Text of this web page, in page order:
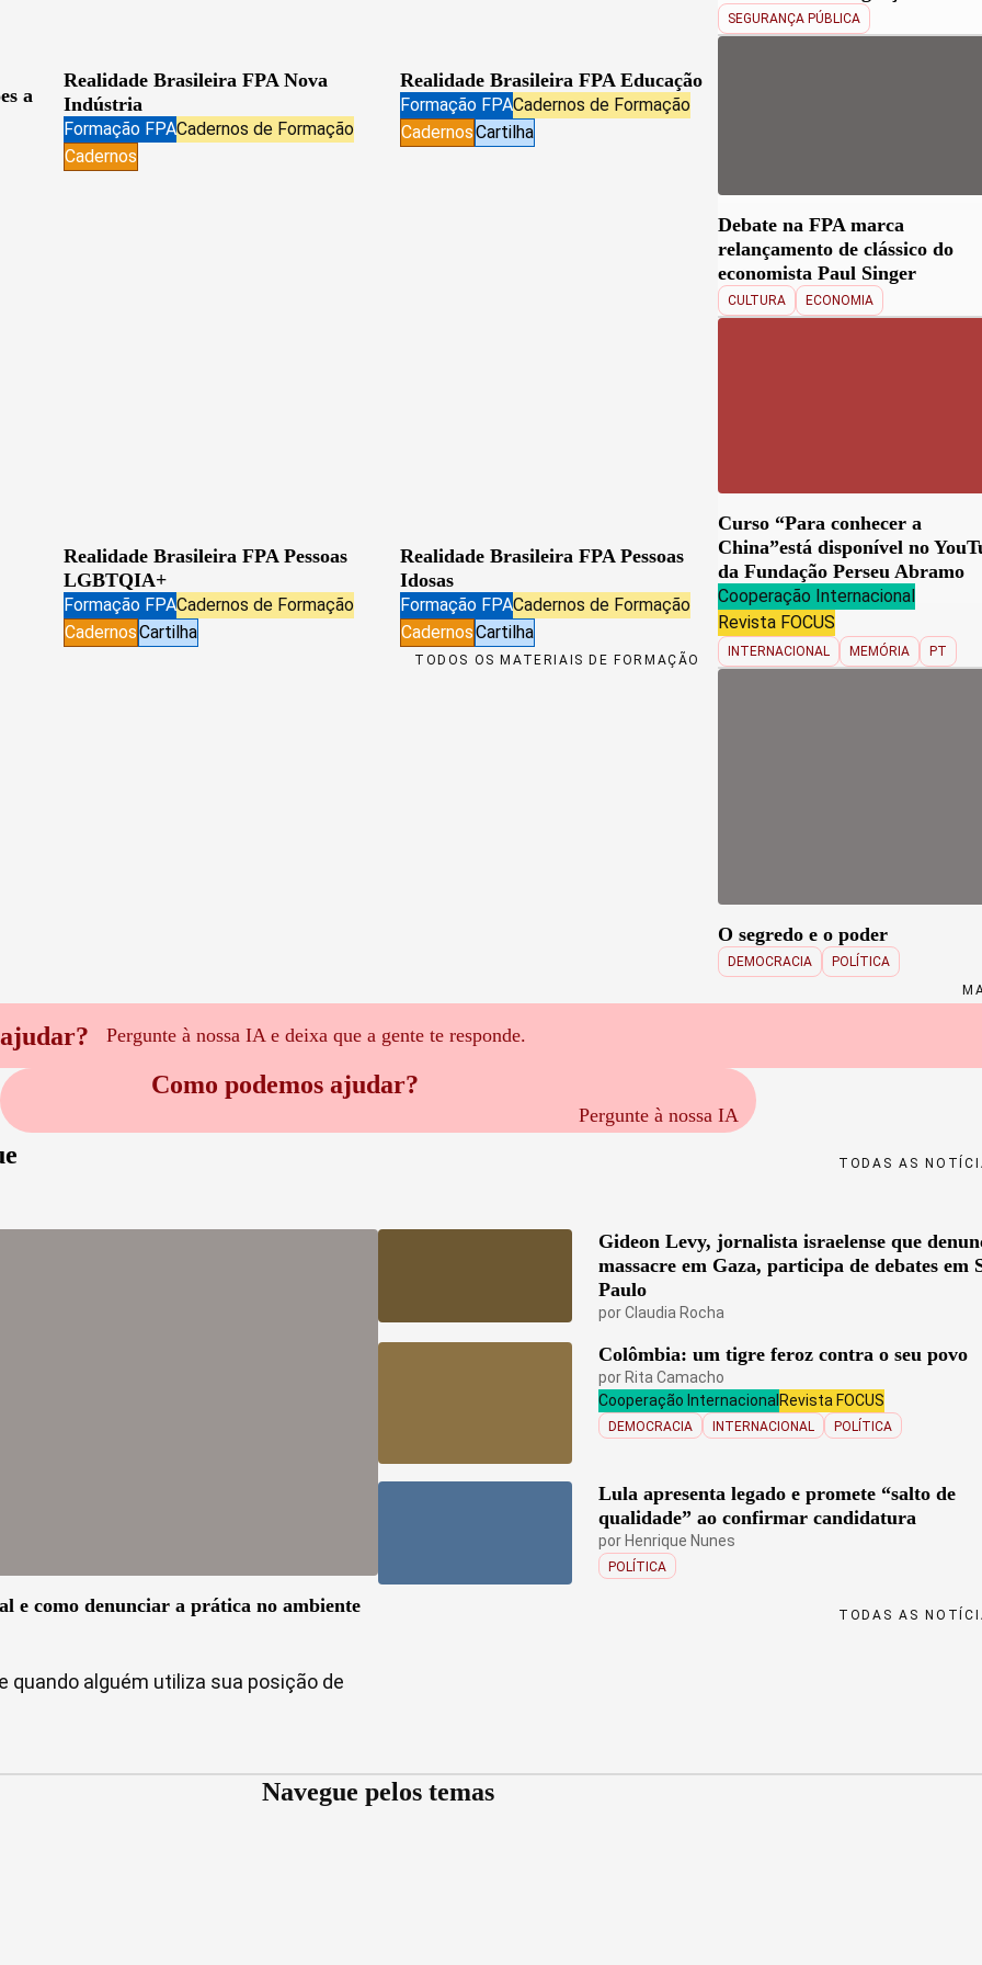
a
Realidade Brasileira FPA Nova
Indústria
Formação FPACadernos de Formação
Cadernos
Realidade Brasileira FPA Educação
Formação FPACadernos de Formação
CadernosCartilha
Realidade Brasileira FPA Pessoas
LGBTQIA+
Formação FPACadernos de Formação
CadernosCartilha
Realidade Brasileira FPA Pessoas
Idosas
Formação FPACadernos de Formação
CadernosCartilha
TODOS OS MATERIAIS DE FORMAÇÃO
SEGURANÇA PÚBLICA
Debate na FPA marca
relançamento de clássico do
economista Paul Singer
CULTURA ECONOMIA
Curso “Para conhecer a
China”está disponível no
da Fundação Perseu Abramo
Cooperação Internacional
Revista FOCUS
INTERNACIONAL MEMÓRIA PT
O segredo e o poder
DEMOCRACIA
POLÍTICA
Pergunte à nossa IA e deixa que a gente te responde.
Como podemos ajudar?
Pergunte à nossa IA
e como denunciar a prática no ambiente
quando alguém utiliza sua posição de
TODAS AS
Gideon Levy, jornalista israelense que
massacre em Gaza, participa de debates em
Paulo
porClaudia Rocha
Colômbia: um tigre feroz contra o seu povo
por Rita Camacho
Cooperação Internacional Revista FOCUS
DEMOCRACIA INTERNACIONAL POLÍTICA
Lula apresenta legado e promete “salto de
qualidade” ao confirmar candidatura
porHenrique Nunes
POLÍTICA
TODAS AS
Navegue pelos temas